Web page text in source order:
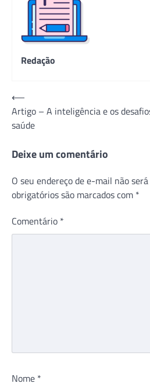
Redação
Navegação
de
Post
⟵
Artigo – A inteligência e os
saúde
Deixe um comentário
O seu endereço de e-mail não
obrigatórios são marcados com *
Comentário *
Nome *